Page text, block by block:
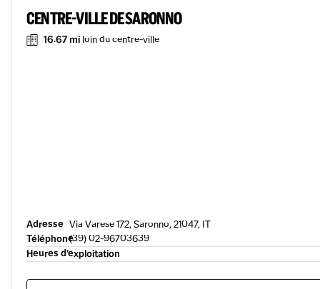
CENTRE-VILLE DE SARONNO
16.67 mi loin du centre-ville
Adresse Via Varese 172, Saronno, 21047, IT
Téléphone(39) 02-96703639
Heures d’exploitation